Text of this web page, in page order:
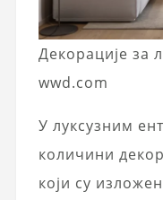
Декорације за
wwd.com
У луксузним
количини
који су